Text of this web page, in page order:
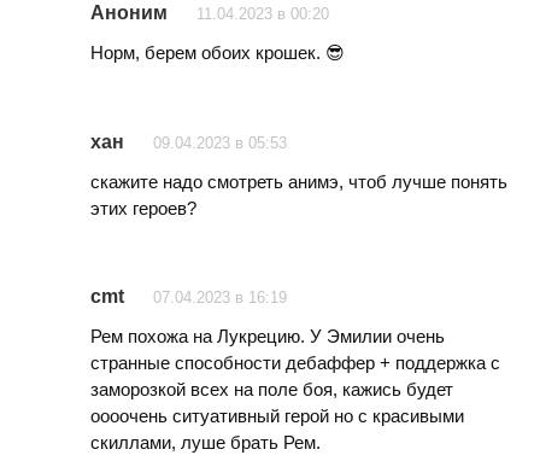
Аноним 11.04.2023 в 00:20
Норм, берем обоих крошек. 😎
хан 09.04.2023 в 05:53
скажите надо смотреть анимэ, чтоб лучше понять
этих героев?
cmt 07.04.2023 в 16:19
Рем похожа на Лукрецию. У Эмилии очень
странные способности дебаффер + поддержка с
заморозкой всех на поле боя, кажись будет
оооочень ситуативный герой но с красивыми
скиллами, луше брать Рем.